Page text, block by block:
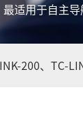
最适用于自主导
200、 TC-